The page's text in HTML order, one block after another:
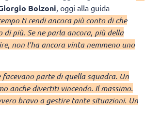
Bolzoni, oggi alla guida
ti rendi ancora più conto di che
più. Se ne parla ancora, più della
non l’ha ancora vinta nemmeno uno
parte di quella squadra. Un
anche divertiti vincendo. Il massimo.
bravo a gestire tante situazioni. Un